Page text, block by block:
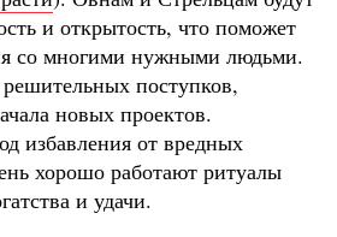
и открытость, что поможет
со многими нужными людьми.
поступков,
новых проектов.
избавления от вредных
хорошо работают ритуалы
и удачи.